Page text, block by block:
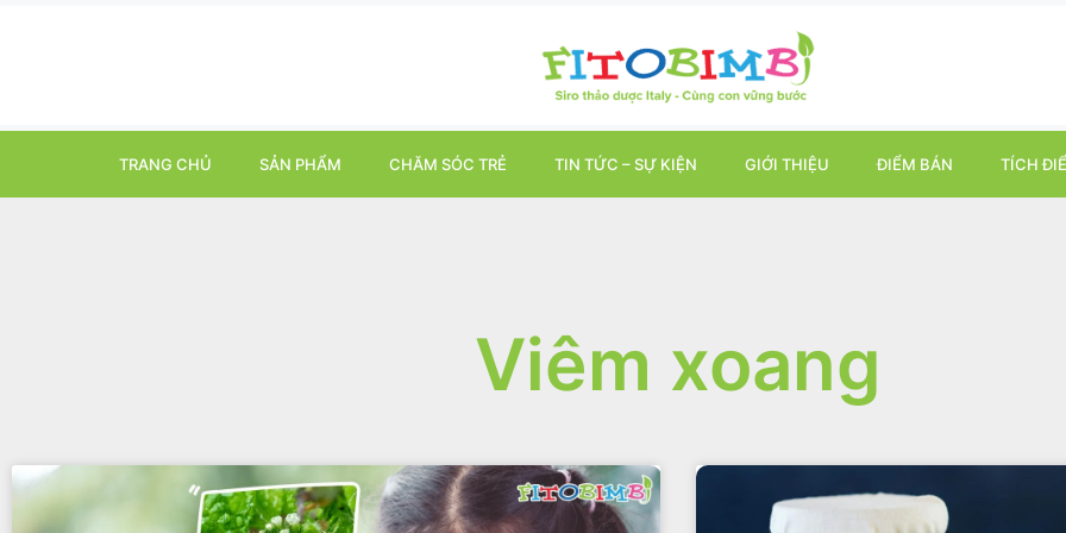
TRANG CHỦ SẢN PHẨM CHĂM SÓC TRẺ TIN TỨC – SỰ KIỆN GIỚI THIỆU ĐIỂM BÁN TÍCH
Viêm xoang